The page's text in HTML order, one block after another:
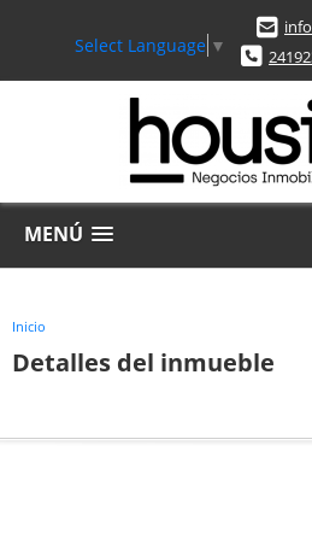
Select Language ▼
MENÚ
Inicio
Detalles del inmueble